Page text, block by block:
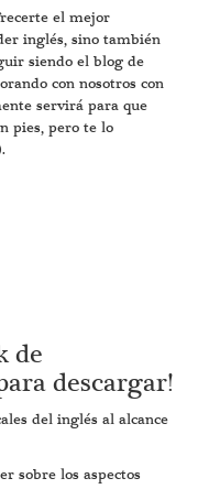
el mejor
inglés, sino también
siendo el blog de
con nosotros con
servirá para que
pies, pero te lo
de
descargar!
del inglés al alcance
sobre los aspectos